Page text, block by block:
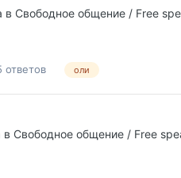
в Свободное общение / Free
ответов оли
в Свободное общение / Free